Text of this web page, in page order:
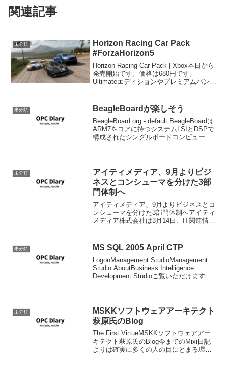
関連記事
未分類
Horizon Racing Car Pack
#ForzaHorizon5
Horizon Racing Car Pack | Xbox本日から
発売開始です。価格は680円です。
Ultimateエディションやプレミアムバンド
ーパックの新規購入が...
未分類 BeagleBoardが楽しそう
BeagleBoard.org - default BeagleBoardは
ARM7をコアに持つシステムLSIとDSPで
構成されたシングルボードコンピュータ
未分類
アイティメディア、9月よりビジ
ネスとコンシューマを分けた3部
門体制へ
アイティメディア、9月よりビジネスとコ
ンシューマを分けた3部門体制へアイティ
メディア株式会社は3月14日、IT関連情報
ルタナティブ（仮称。以下、オルタナ...
未分類 MS SQL 2005 April CTP
LogonManagement StudioManagement
Studio AboutBusiness Intelligence
Development Studioご覧いただけますよ
未分類
MSKKソフトウェアアーキテクト
萩原氏のBlog
The First VirtueMSKKソフトウェアアー
キテクト萩原氏のBlog今までのMixi日記
よりは確実に多くの人の目にとまる環境